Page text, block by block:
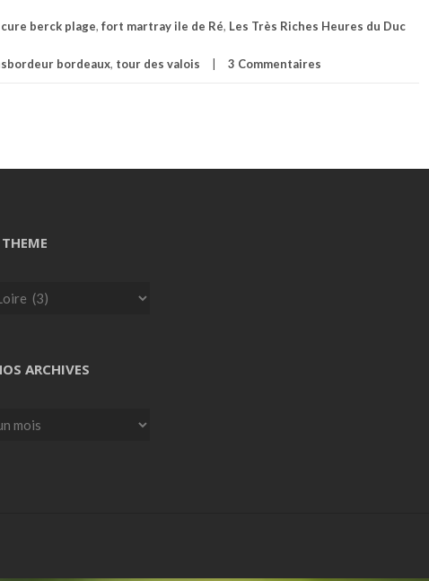
cure berck plage, fort martray ile de Ré, Les Très Riches Heures du Duc
bordeaux, tour des valois 3 Commentaires
ARCHIVES